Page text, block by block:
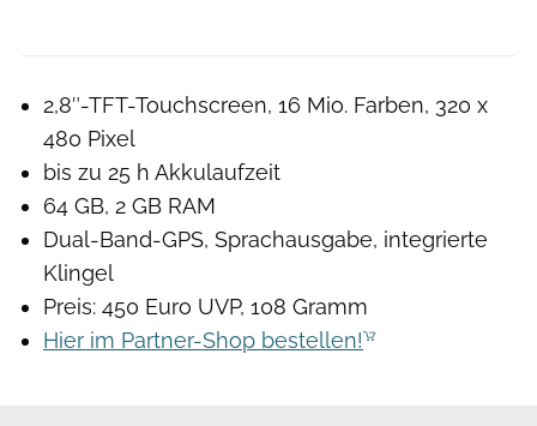
2,8″-TFT-Touchscreen, 16 Mio. Farben, 320 x
480 Pixel
bis zu 25 h Akkulaufzeit
64 GB, 2 GB RAM
Dual-Band-GPS, Sprachausgabe, integrierte
Klingel
Preis: 450 Euro UVP, 108 Gramm
Hier im Partner-Shop bestellen!